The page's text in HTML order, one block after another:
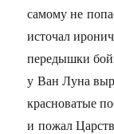
самому не
источал
передышки
у Ван Луна
красноватые
и пожал